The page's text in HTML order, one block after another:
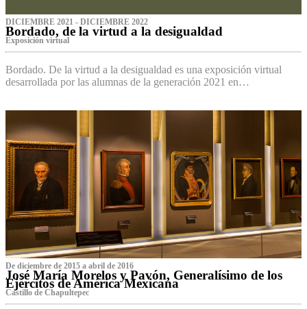
DICIEMBRE 2021 - DICIEMBRE 2022
Bordado, de la virtud a la desigualdad
Exposición virtual‌
Bordado. De la virtud a la desigualdad es una exposición virtual
desarrollada por las alumnas de la generación 2021 en…
De diciembre de 2015 a abril de 2016
José María Morelos y Pavón, Generalísimo de los
Ejércitos de América Mexicana
C‌astillo de Chapultepec